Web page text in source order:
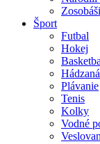
Šport
Futbal
Hokej
Hádzaná
Plávanie
Tenis
Kolky
Vodné